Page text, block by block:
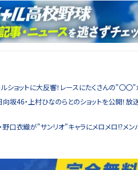
ルショットに大反響！レースにたくさんの"〇
坂46・上村ひなのらとのショットを公開！
野口衣織が”サンリオ”キャラにメロメロ!?メ